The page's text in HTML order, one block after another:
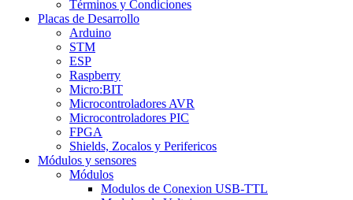
Términos y Condiciones
Placas de Desarrollo
Arduino
STM
ESP
Raspberry
Micro:BIT
Microcontroladores AVR
Microcontroladores PIC
FPGA
Shields, Zocalos y Perifericos
Módulos y sensores
Módulos
Modulos de Conexion USB-TTL